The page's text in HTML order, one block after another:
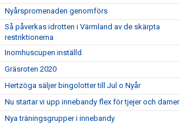
Nyårspromenaden genomförs
Så påverkas idrotten i Värmland av de skärpta
restriktionerna
Inomhuscupen inställd
Gräsroten 2020
Hertzöga säljer bingolotter till Jul o Nyår
Nu startar vi upp innebandy flex för tjejer och damer
Nya träningsgrupper i innebandy